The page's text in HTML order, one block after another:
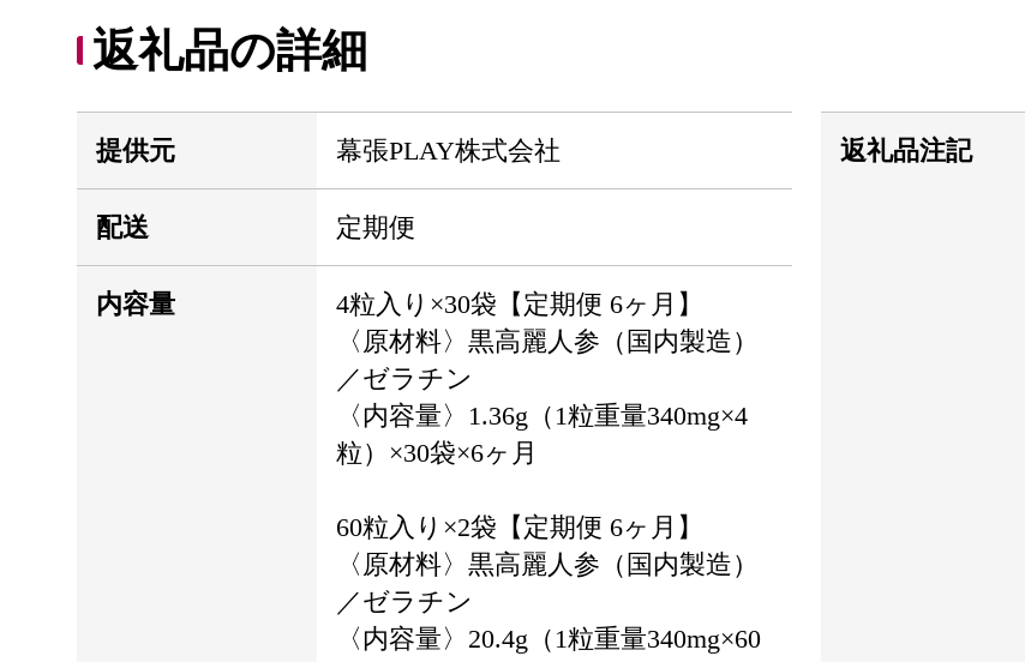
返礼品の詳細
提供元 幕張PLAY株式会社
配送 定期便
内容量
4粒入り×30袋【定期便 6ヶ月】
〈原材料〉黒高麗人参（国内製造）
／ゼラチン
〈内容量〉1.36g（1粒重量340mg×4
粒）×30袋×6ヶ月
60粒入り×2袋【定期便 6ヶ月】
〈原材料〉黒高麗人参（国内製造）
／ゼラチン
〈内容量〉20.4g（1粒重量340mg×60
返礼品注記